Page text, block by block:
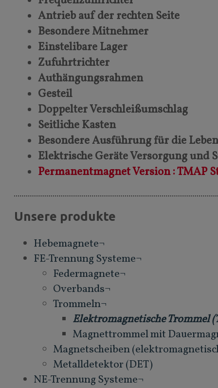
Antrieb auf der rechten Seite
Besondere Mitnehmer
Einstelibare Lager
Zufuhrtrichter
Authängungsrahmen
Gesteil
Doppelter Verschleißumschlag
Seitliche Kasten
Besondere Ausführung für die
Elektrische Geräte Versorgung und
Permanentmagnet Version : TMAP
Unsere produkte
Hebemagnete¬
FE-Trennung Systeme¬
Federmagnete¬
Overbands¬
Trommeln¬
Elektromagnetische Trommel
Magnettrommel mit
Magnetscheiben
Metalldetektor (DET)
NE-Trennung Systeme¬